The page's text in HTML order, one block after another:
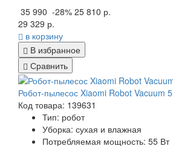
35 990 -28% 25 810 р.
29 329 р.
в корзину
В избранное
Сравнить
Робот-пылесос Xiaomi Robot Vacuum 5
Код товара: 139631
Тип: робот
Уборка: сухая и влажная
Потребляемая мощность: 55 Вт